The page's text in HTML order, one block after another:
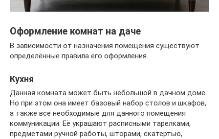
Оформление комнат на даче
В зависимости от назначения помещения существуют
определённые правила его оформления.
Кухня
Данная комната может быть небольшой в дачном доме.
Но при этом она имеет базовый набор столов и шкафов,
а также все необходимые для данного помещения
коммуникации. Её украшают расписными тарелками,
предметами ручной работы, шторами, скатертью,